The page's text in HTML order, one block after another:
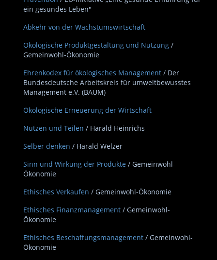
ein gesundes Leben"
Abkehr von der Wachstumswirtschaft
Ökologische Produktgestaltung und Nutzung /
Gemeinwohl-Ökonomie
Ehrenkodex für ökologisches Management / Der
Bundesdeutsche Arbeitskreis für umweltbewusstes
Management e.V. (BAUM)
Ökologische Erneuerung der Wirtschaft
Nutzen und Teilen / Harald Heinrichs
Selber denken / Harald Welzer
Sinn und Wirkung der Produkte / Gemeinwohl-
Ökonomie
Ethisches Verkaufen / Gemeinwohl-Ökonomie
Ethisches Finanzmanagement / Gemeinwohl-
Ökonomie
Ethisches Beschaffungsmanagement / Gemeinwohl-
Ökonomie